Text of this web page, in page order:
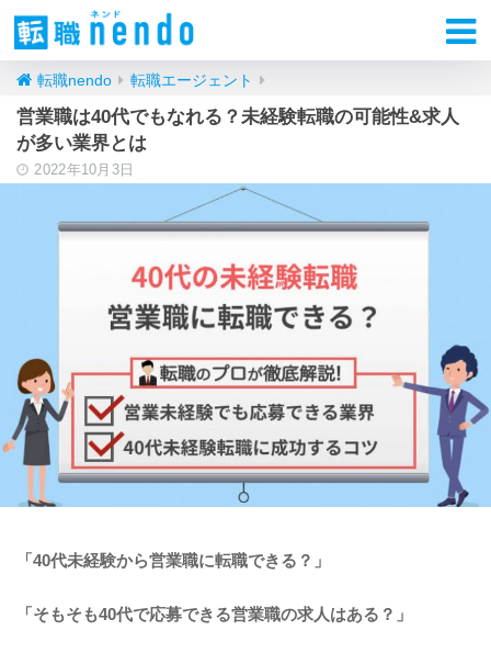
転職nendo 転職エージェント
営業職は40代でもなれる？未経験転職の可能性&求人
が多い業界とは
2022年10月3日
「40代未経験から営業職に転職できる？」
「そもそも40代で応募できる営業職の求人はある？」